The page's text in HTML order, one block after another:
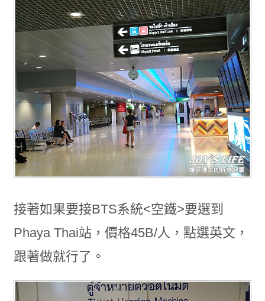
接著如果要接BTS系統<空鐵>要選到
Phaya Thai站，價格45B/人，點選英文，
跟著做就行了。